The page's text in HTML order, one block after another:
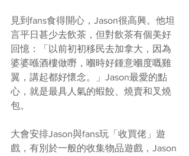
見到fans食得開心，Jason很高興。他坦
言平日甚少去飲茶，但對飲茶有個美好
回憶：「以前初初移民去加拿大，因為
婆婆喺酒樓做嘢，嗰時好鍾意嗰度嘅雞
翼，講起都好懷念。」Jason最愛的點
心，就是最具人氣的蝦餃、燒賣和叉燒
包。
大會安排Jason與fans玩「收買佬」遊
戲，有別於一般的收集物品遊戲，Jason